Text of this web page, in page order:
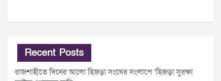
Recent Posts
রাজশাহীতে দিনের আলো হিজড়া সংঘের সংলাপে ‘হিজড়া সুরক্ষা